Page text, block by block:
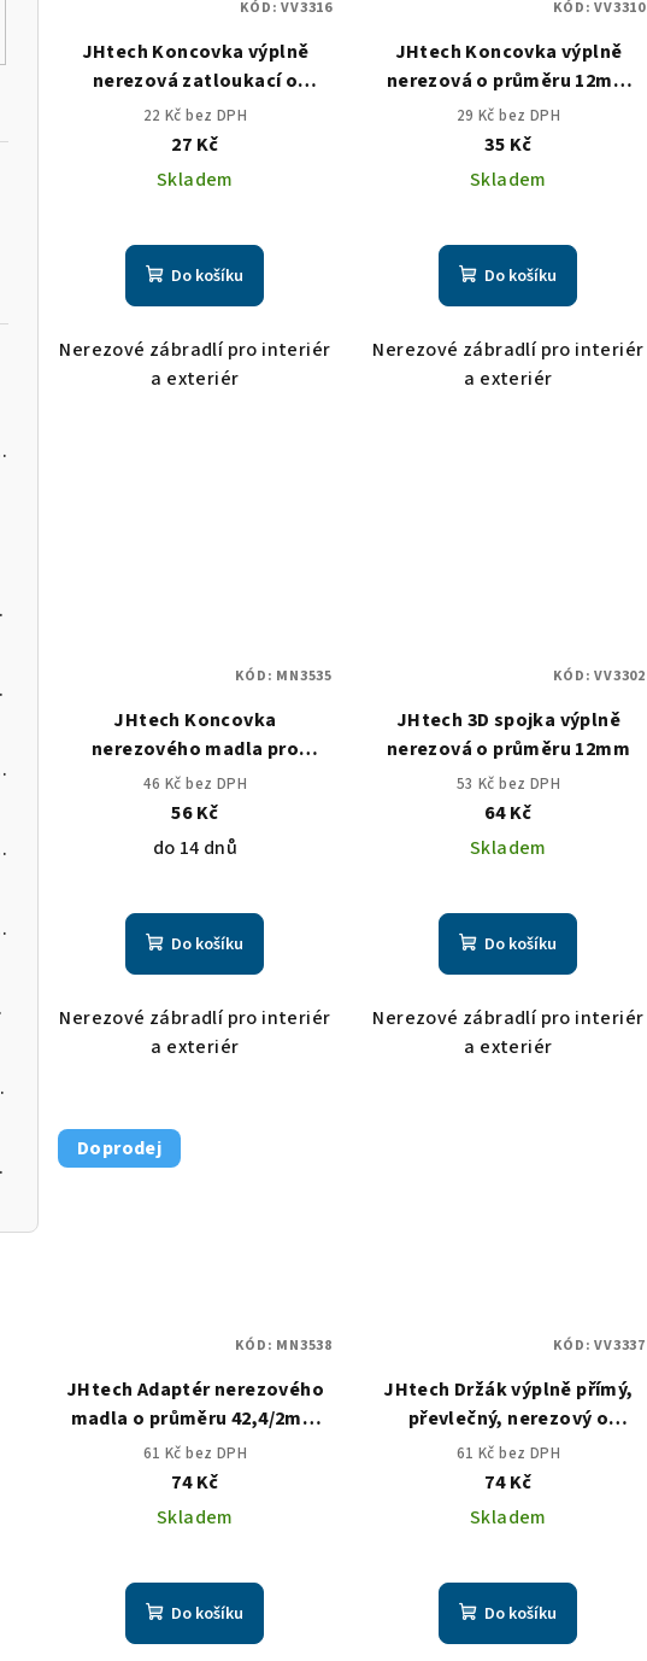
PFJ
VOJ
VFJ
DFJ
DOJ
POJ
radius
jekl
JHtech Koncovka výplně
nerezová zatloukací o
průměru 12x1,5mm
22 Kč bez DPH
27 Kč
Skladem
Do košíku
Nerezové zábradlí pro interiér
a exteriér
KÓD:VV3316
JHtech Koncovka výplně
nerezová o průměru 12mm
kulička 18mm
29 Kč bez DPH
35 Kč
Skladem
Do košíku
Nerezové zábradlí pro interiér
a exteriér
KÓD:VV3310
JHtech Koncovka
nerezového madla pro
průměr 42,4/2mm zaoblená
46 Kč bez DPH
56 Kč
do 14 dnů
Do košíku
Nerezové zábradlí pro interiér
a exteriér
KÓD: MN3535
JHtech 3D spojka výplně
nerezová o průměru 12mm
53 Kč bez DPH
64 Kč
Skladem
Do košíku
Nerezové zábradlí pro interiér
a exteriér
KÓD:VV3302
Doprodej
JHtech Adaptér nerezového
madla o průměru 42,4/2mm
M8
61 Kč bez DPH
74 Kč
Skladem
Do košíku
KÓD: MN3538
JHtech Držák výplně přímý,
převlečný, nerezový o
průměru 12 mm pro jekl
61 Kč bez DPH
74 Kč
Skladem
Do košíku
KÓD:VV3337